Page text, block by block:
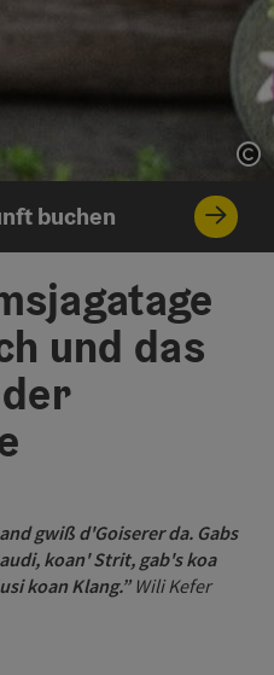
buchen
und das
gwiß d'Goiserer da. Gabs
koan' Strit, gab's koa
koan Klang.” Wili Kefer